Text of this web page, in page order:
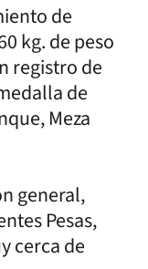
de
kg. de peso
registro de
de
Meza
general,
Pesas,
cerca de